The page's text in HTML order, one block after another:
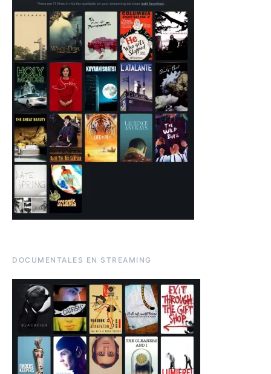
DOCUMENTALES EN STREAMING